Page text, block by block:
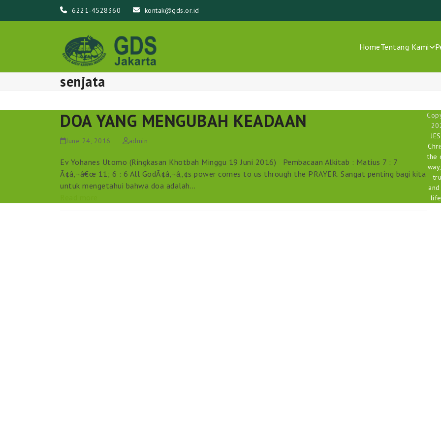
6221-4528360 kontak@gds.or.id
HomeTentang Kami
senjata
DOA YANG MENGUBAH KEADAAN
June 24, 2016 admin
Ev Yohanes Utomo (Ringkasan Khotbah Minggu 19 Juni 2016) Pembacaan Alkitab : Matius 7 : 7
Ã¢â‚¬â€œ 11; 6 : 6 All GodÃ¢â‚¬â„¢s power comes to us through the PRAYER. Sangat penting bagi kita
untuk mengetahui bahwa doa adalah…
the